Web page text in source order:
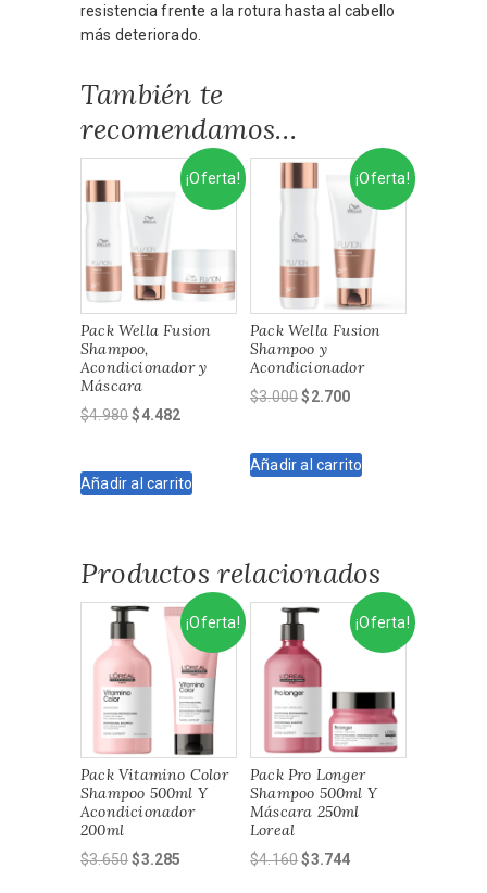
resistencia frente a la rotura hasta al cabello
más deteriorado.
También te
recomendamos…
¡Oferta!
Pack Wella Fusion
Shampoo,
Acondicionador y
Máscara
$4.980El
era:
$4.482
es:
Añadir al carrito
¡Oferta!
Pack Wella Fusion
Shampoo y
Acondicionador
$3.000El
era:
$2.700El
es:
Añadir al carrito
Productos relacionados
¡Oferta!
Pack Vitamino Color
Shampoo 500ml Y
Acondicionador
200ml
$3.650El
$3.285
¡Oferta!
Pack Pro Longer
Shampoo 500ml Y
Máscara 250ml
Loreal
$4.160El
$3.744El